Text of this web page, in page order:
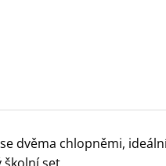
dvěma chlopněmi,